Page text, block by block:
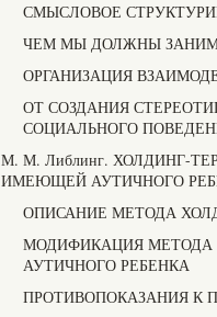
СМЫСЛОВОЕ
ЧЕМ МЫ ДОЛЖНЫ
ОРГАНИЗАЦИЯ
ОТ СОЗДАНИЯ
СОЦИАЛЬНОГО
М. М. Либлинг. ХОЛДИНГ-
ИМЕЮЩЕЙ АУТИЧНОГО
ОПИСАНИЕ МЕТОДА
МОДИФИКАЦИЯ МЕТОДА
АУТИЧНОГО РЕБЕНКА
ПРОТИВОПОКАЗАНИЯ К